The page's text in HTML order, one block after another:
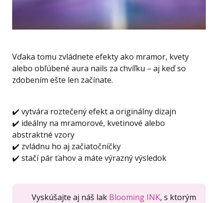
Vďaka tomu zvládnete efekty ako mramor, kvety
alebo obľúbené aura nails za chvíľku – aj keď so
zdobením ešte len začínate.
✔️ vytvára roztečený efekt a originálny dizajn
✔️ ideálny na mramorové, kvetinové alebo
abstraktné vzory
✔️ zvládnu ho aj začiatočníčky
✔️ stačí pár ťahov a máte výrazný výsledok
Vyskúšajte aj náš lak Blooming INK, s ktorým